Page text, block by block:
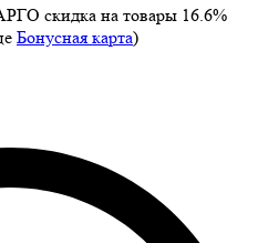
скидка на товары 16.6%
Бонусная карта)